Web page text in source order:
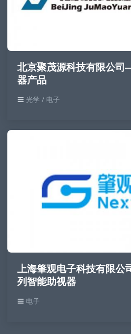
北京聚茂源科技有限公
器产品
光学 / 电子
上海肇观电子科技有限
列智能助视器
电子